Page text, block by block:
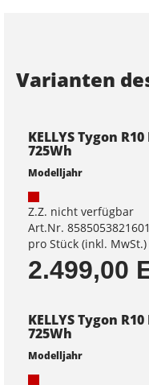
Varianten
KELLYS Tygon
725Wh
Modelljahr
Z.Z. nicht verfügbar
Art.Nr. 8585053821601
pro Stück (inkl. MwSt.)
2.499,00
KELLYS Tygon
725Wh
Modelljahr